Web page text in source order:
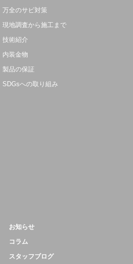
万全のサビ対策
現地調査から施工まで
技術紹介
内装金物
製品の保証
SDGsへの取り組み
お知らせ
コラム
スタッフブログ